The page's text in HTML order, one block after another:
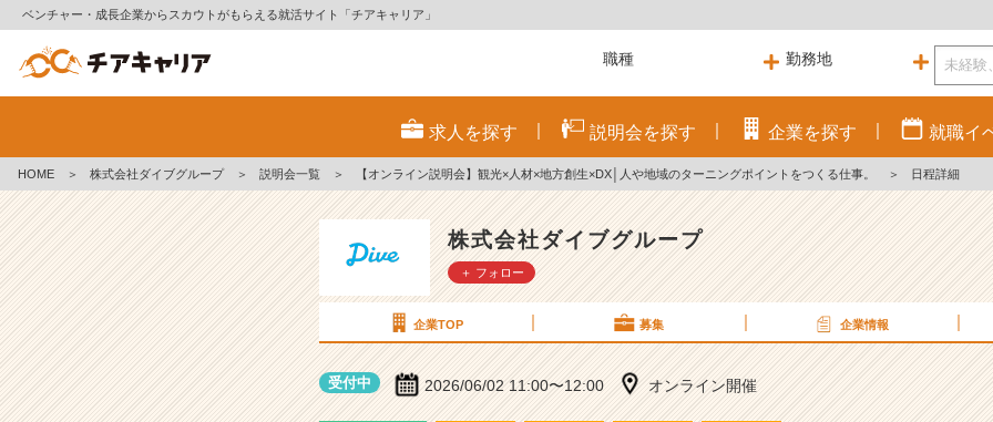
ベンチャー・成長企業からスカウトがもらえる就活サイト「チアキャリア」
社
ダ
求人を探す 説明会を探す 企業を探す 就職イ
HOME ＞ 株式会社ダイブグループ ＞ 説明会一覧 ＞ 【オンライン説明会】観光×人材×地方創生×DX│人や地域のターニングポイントをつくる仕事。 ＞ 日程詳細
株式会社ダイブグループ
＋ フォロー
企業TOP 募集 企業情報
受付中 2026/06/02 11:00〜12:00 オンライン開催